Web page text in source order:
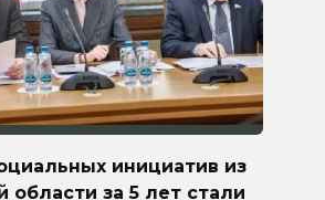
инициатив из
области за 5 лет стали